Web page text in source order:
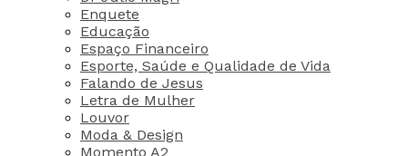
Enquete
Educação
Espaço Financeiro
Esporte, Saúde e Qualidade de Vida
Falando de Jesus
Letra de Mulher
Louvor
Moda & Design
Momento A2